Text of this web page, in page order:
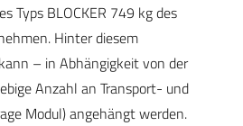
Typs BLOCKER 749 kg des
Hinter diesem
– in Abhängigkeit von der
Anzahl an Transport- und
Modul) angehängt werden.